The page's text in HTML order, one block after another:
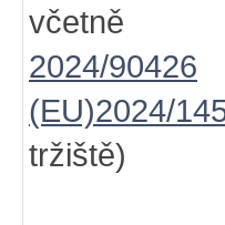
2024/90426
(EU)2024/
tržiště)